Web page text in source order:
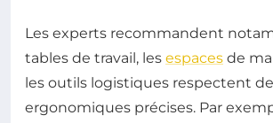
Les experts recommandent
tables de travail, les espaces de
les outils logistiques respectent
ergonomiques précises. Par